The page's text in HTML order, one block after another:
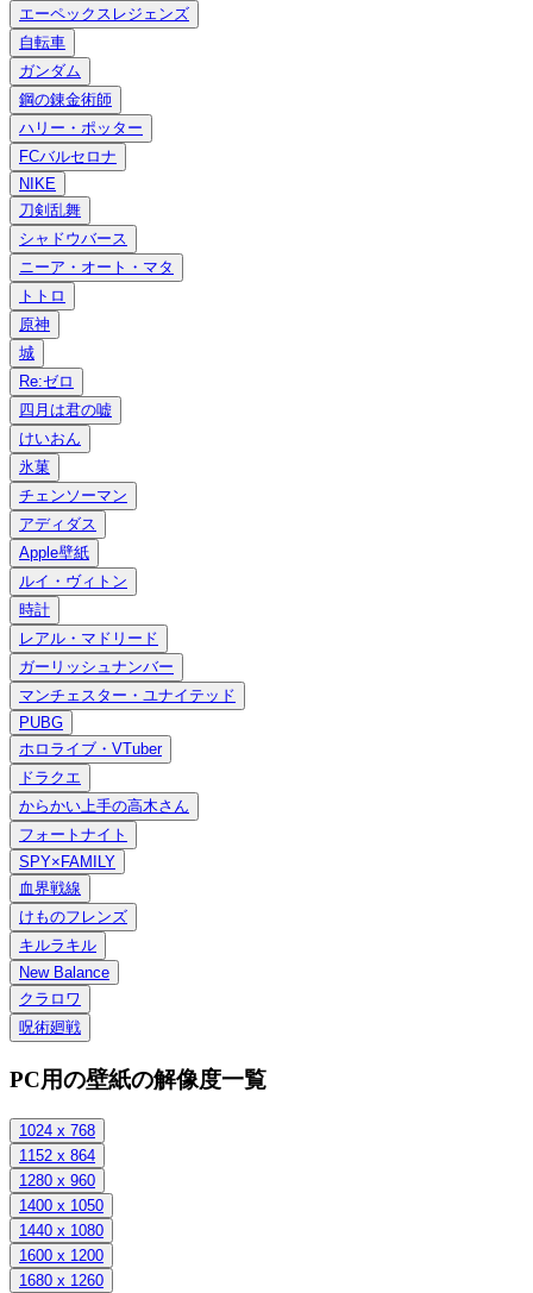
エーペックスレジェンズ
自転車
ガンダム
鋼の錬金術師
ハリー・ポッター
FCバルセロナ
NIKE
刀剣乱舞
シャドウバース
ニーア・オート・マタ
トトロ
原神
城
Re:ゼロ
四月は君の嘘
けいおん
氷菓
チェンソーマン
アディダス
Apple壁紙
ルイ・ヴィトン
時計
レアル・マドリード
ガーリッシュナンバー
マンチェスター・ユナイテッド
PUBG
ホロライブ・VTuber
ドラクエ
からかい上手の高木さん
フォートナイト
SPY×FAMILY
血界戦線
けものフレンズ
キルラキル
New Balance
クラロワ
呪術廻戦
PC用の壁紙の解像度一覧
1024 x 768
1152 x 864
1280 x 960
1400 x 1050
1440 x 1080
1600 x 1200
1680 x 1260